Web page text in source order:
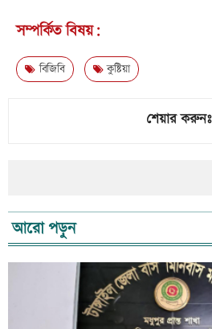
সম্পর্কিত বিষয়:
বিজিবি কুষ্টিয়া
শেয়ার করুনঃ
আরো পড়ুন